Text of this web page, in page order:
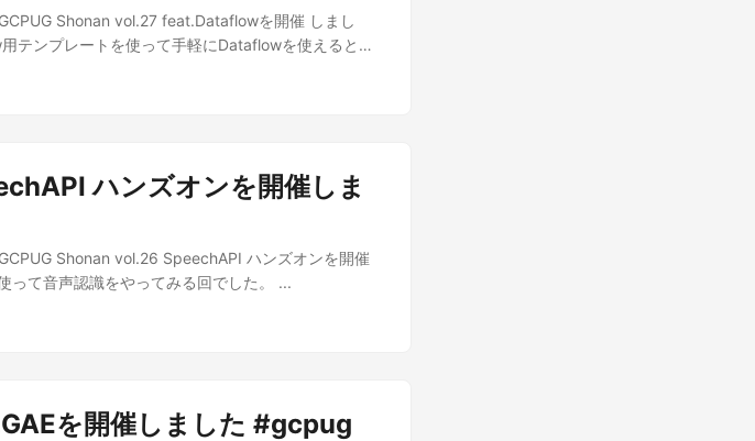
Shonan vol.27 feat.Dataflowを開催 しまし
テンプレートを使って手軽にDataflowを使えるとこ
ハンズオンを開催しま
Shonan vol.26 SpeechAPI ハンズオンを開催
って音声認識をやってみる回でした。 ...
を開催しました #gcpug